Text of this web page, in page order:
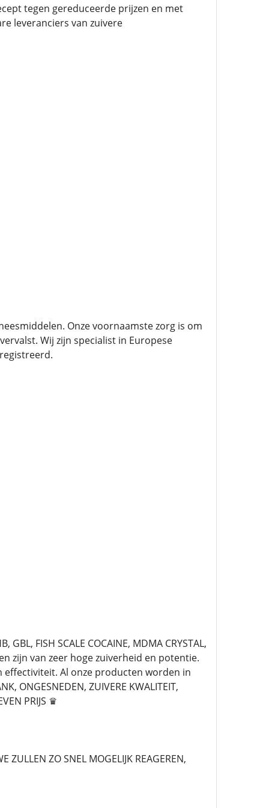
tegen gereduceerde prijzen en met
leveranciers van zuivere
Onze voornaamste zorg is om
Wij zijn specialist in Europese
FISH SCALE COCAINE, MDMA CRYSTAL,
zijn van zeer hoge zuiverheid en potentie.
Al onze producten worden in
ZUIVERE KWALITEIT,
PRIJS ♛
ZULLEN ZO SNEL MOGELIJK REAGEREN,